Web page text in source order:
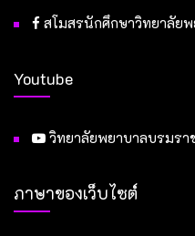
สโมสรนักศึกษาวิทยาลัย
Youtube
วิทยาลัยพยาบาลบรมรา
ภาษาของเว็บไซต์